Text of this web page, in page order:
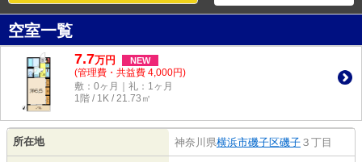
空室一覧
7.7万円 NEW
(管理費・共益費 4,000円)
敷：0ヶ月｜礼：1ヶ月
1階 / 1K / 21.73㎡
所在地 神奈川県横浜市磯子区磯子 ３丁目